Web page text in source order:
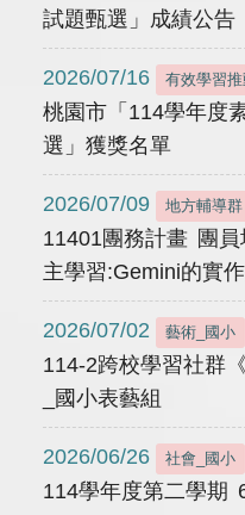
試題甄選」成績公告
2026/07/16 有效學習推
桃園市「114學年度
選」獲獎名單
2026/07/09 地方輔導群
11401團務計畫 團
主學習:Gemini的實
2026/07/02 藝術_國小
114-2跨校學習社群
_國小表藝組
2026/06/26 社會_國小
114學年度第二學期